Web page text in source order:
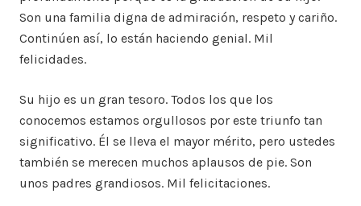
Son una familia digna de admiración, respeto y cariño.
Continúen así, lo están haciendo genial. Mil
felicidades.
Su hijo es un gran tesoro. Todos los que los
conocemos estamos orgullosos por este triunfo tan
significativo. Él se lleva el mayor mérito, pero ustedes
también se merecen muchos aplausos de pie. Son
unos padres grandiosos. Mil felicitaciones.